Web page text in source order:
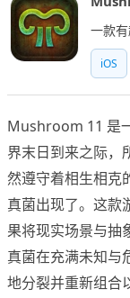
一款
iOS
Mushroom 11 是
界末日到来之际，
然遵守着相生相克
真菌出现了。这款
果将现实场景与抽
真菌在充满未知与
地分裂并重新组合